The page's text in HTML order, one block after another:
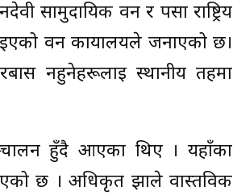
सामुदायिक वन र पर्सा राष्ट्रिय
वन कार्यालयले जनाएको छ।
नहुनेहरूलाई स्थानीय तहमा
हुँदै आएका थिए । यहाँका
छ । अधिकृत झाले वास्तविक